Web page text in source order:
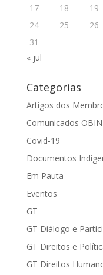
17
18 19
24
25 26
31
« jul
Categorias
Artigos dos
Comunicados
Covid-19
Documentos
Em Pauta
Eventos
GT
GT Diálogo e
GT Direitos e
GT Direitos